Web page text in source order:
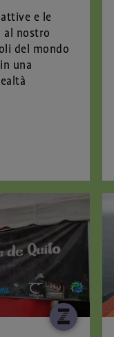
e le
al nostro
del mondo
una